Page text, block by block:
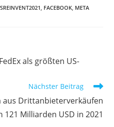
, FACEBOOK, META
als größten US-
Nächster Beitrag
aus Drittanbieterverkäufen
121 Milliarden USD in 2021